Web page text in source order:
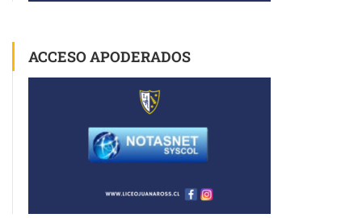
ACCESO APODERADOS